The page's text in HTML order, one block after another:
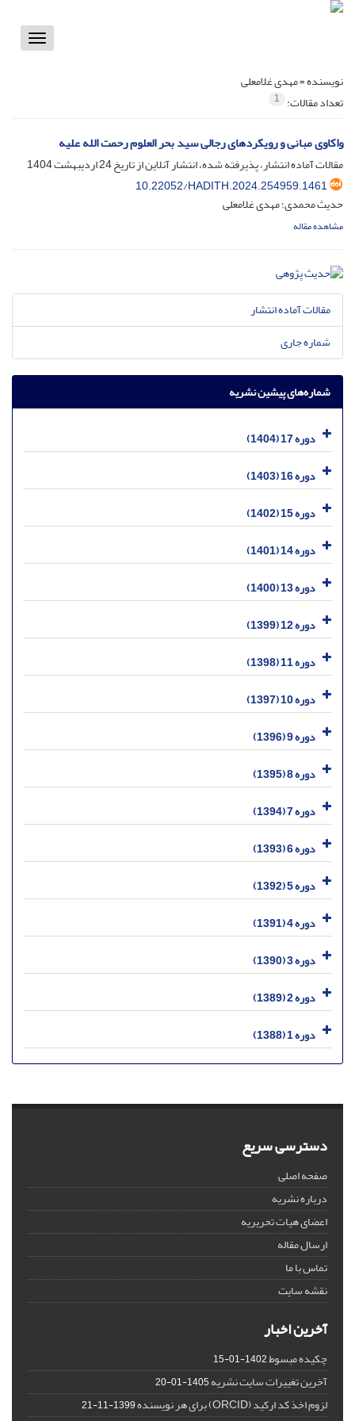
Toggle
نویسنده =مهدی غلامعلی
تعداد مقالات: 1
واکاوی مبانی و رویکردهای رجالی سید بحر العلوم رحمت الله علیه
مقالات آماده انتشار، پذیرفته شده، انتشار آنلاین از تاریخ24 اردیبهشت 1404
10.22052/HADITH.2024.254959.1461
حدیث محمدی؛ مهدی غلامعلی
مشاهده مقاله
مقالات آماده انتشار
شماره جاری
شماره‌های پیشین نشریه
دوره 17 (1404)
دوره 16 (1403)
دوره 15 (1402)
دوره 14 (1401)
دوره 13 (1400)
دوره 12 (1399)
دوره 11 (1398)
دوره 10 (1397)
دوره 9 (1396)
دوره 8 (1395)
دوره 7 (1394)
دوره 6 (1393)
دوره 5 (1392)
دوره 4 (1391)
دوره 3 (1390)
دوره 2 (1389)
دوره 1 (1388)
دسترسی سریع
صفحه اصلی
درباره نشریه
اعضای هیات تحریریه
ارسال مقاله
تماس با ما
نقشه سایت
آخرین اخبار
چکیده مبسوط1402-01-15
آخرین تغییرات سایت نشریه1405-01-20
لزوم اخذ کد ارکید (ORCID) برای هر نویسنده 1399-11-21